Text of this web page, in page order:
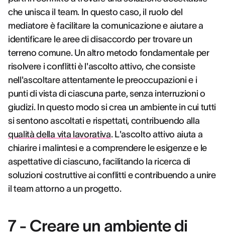
che unisca il team. In questo caso, il ruolo del
mediatore è facilitare la comunicazione e aiutare a
identificare le aree di disaccordo per trovare un
terreno comune. Un altro metodo fondamentale per
risolvere i conflitti è l'ascolto attivo, che consiste
nell'ascoltare attentamente le preoccupazioni e i
punti di vista di ciascuna parte, senza interruzioni o
giudizi. In questo modo si crea un ambiente in cui tutti
si sentono ascoltati e rispettati, contribuendo alla
qualità della vita lavorativa. L'ascolto attivo aiuta a
chiarire i malintesi e a comprendere le esigenze e le
aspettative di ciascuno, facilitando la ricerca di
soluzioni costruttive ai conflitti e contribuendo a unire
il team attorno a un progetto.
7 - Creare un ambiente di